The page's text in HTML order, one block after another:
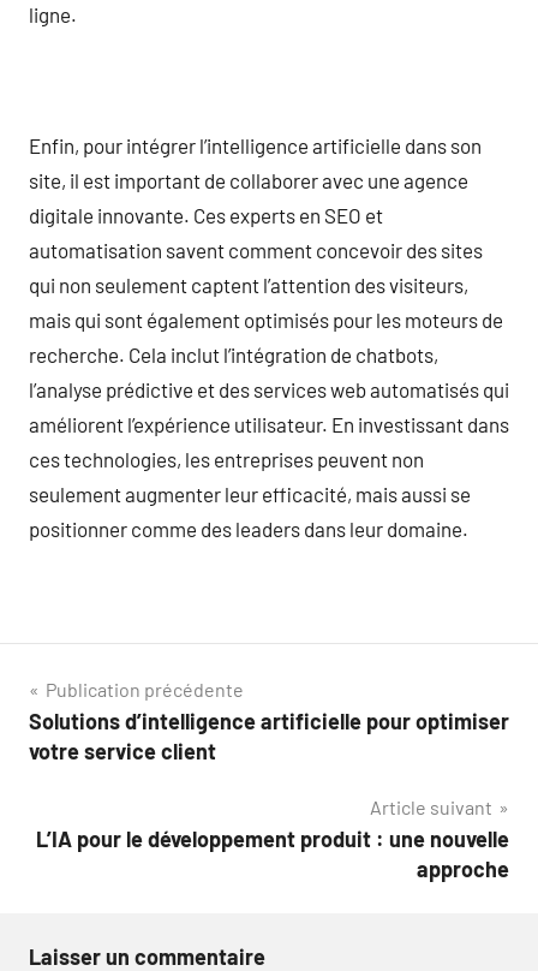
ligne.
Enfin, pour intégrer l’intelligence artificielle dans son
site, il est important de collaborer avec une agence
digitale innovante. Ces experts en SEO et
automatisation savent comment concevoir des sites
qui non seulement captent l’attention des visiteurs,
mais qui sont également optimisés pour les moteurs de
recherche. Cela inclut l’intégration de chatbots,
l’analyse prédictive et des services web automatisés qui
améliorent l’expérience utilisateur. En investissant dans
ces technologies, les entreprises peuvent non
seulement augmenter leur efficacité, mais aussi se
positionner comme des leaders dans leur domaine.
Navigation
de
Publication précédente
Solutions d’intelligence artificielle pour optimiser
votre service client
Article suivant
L’IA pour le développement produit : une nouvelle
approche
Laisser un commentaire